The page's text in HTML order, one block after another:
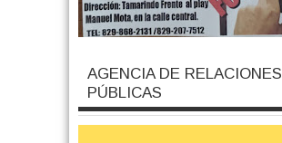
AGENCIA DE RELACIONES
PÚBLICAS